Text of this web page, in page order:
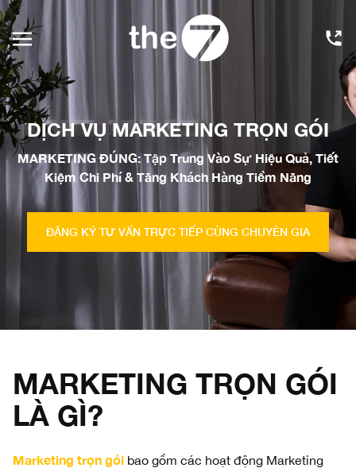
DỊCH VỤ MARKETING TRỌN GÓI
MARKETING ĐÚNG: Tập Trung Vào Sự Hiệu Quả, Tiết
Kiệm Chi Phí & Tăng Khách Hàng Tiềm Năng
ĐĂNG KÝ TƯ VẤN TRỰC TIẾP CÙNG CHUYÊN GIA
MARKETING TRỌN GÓI
LÀ GÌ?
Marketing trọn gói bao gồm các hoạt động Marketing